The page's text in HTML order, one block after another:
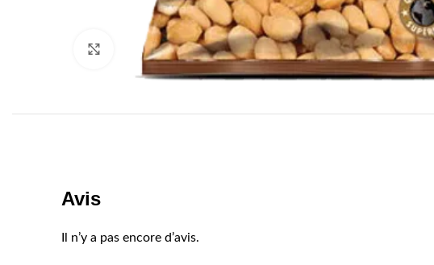
Click to enlarge
Avis
Il n’y a pas encore d’avis.